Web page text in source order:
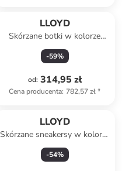
LLOYD
Skórzane botki w kolorze
brązowym
-59%
od: 314,95 zł
Cena producenta: 782,57 zł*
LLOYD
Skórzane sneakersy w kolorze
białym
-54%